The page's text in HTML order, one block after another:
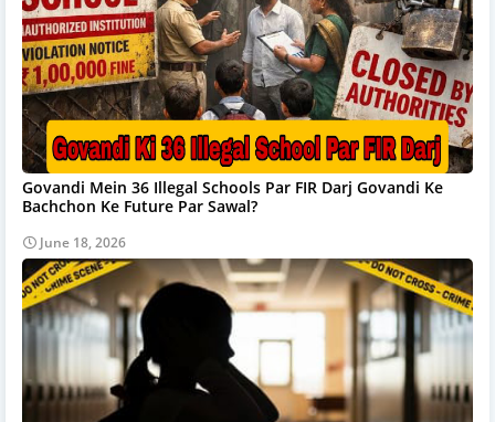
Govandi Mein 36 Illegal Schools Par FIR Darj Govandi Ke
Bachchon Ke Future Par Sawal?
June 18, 2026